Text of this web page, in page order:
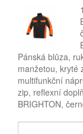
Pánská blůza,
manžetou, kryté
multifunkční
zip, reflexní
BRIGHTON,